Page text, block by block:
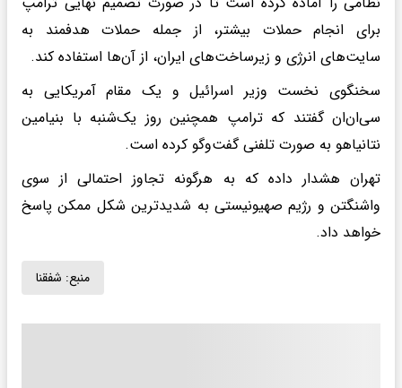
برای انجام حملات بیشتر، از جمله حملات هدفمند به
سایت‌های انرژی و زیرساخت‌های ایران، از آن‌ها استفاده کند.
سخنگوی نخست وزیر اسرائیل و یک مقام آمریکایی به
سی‌ان‌ان گفتند که ترامپ همچنین روز یک‌شنبه با بنیامین
نتانیاهو به صورت تلفنی گفت‌وگو کرده است.
تهران هشدار داده که به هرگونه تجاوز احتمالی از سوی
واشنگتن و رژیم صهیونیستی به شدیدترین شکل ممکن پاسخ
خواهد داد.
منبع: شفقنا